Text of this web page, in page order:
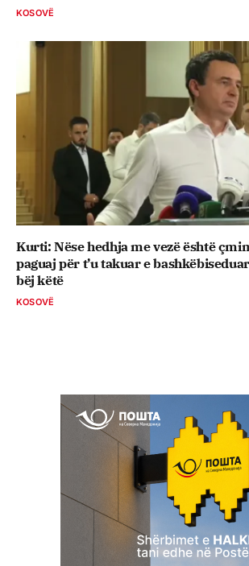
KOSOVË
Kurti: Nëse hedhja me vezë është
paguaj për t’u takuar e
bëj këtë
KOSOVË